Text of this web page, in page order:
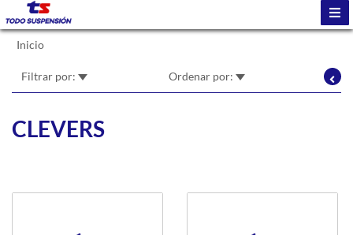
Inicio
Filtrar por: Ordenar por:
CLEVERS